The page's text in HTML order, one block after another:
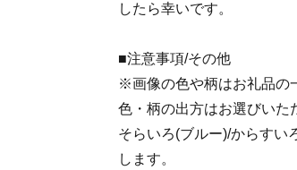
したら幸いです。
■注意事項/その他
※画像の色や柄はお礼品の
色・柄の出方はお選びいた
そらいろ(ブルー)/からすい
します。